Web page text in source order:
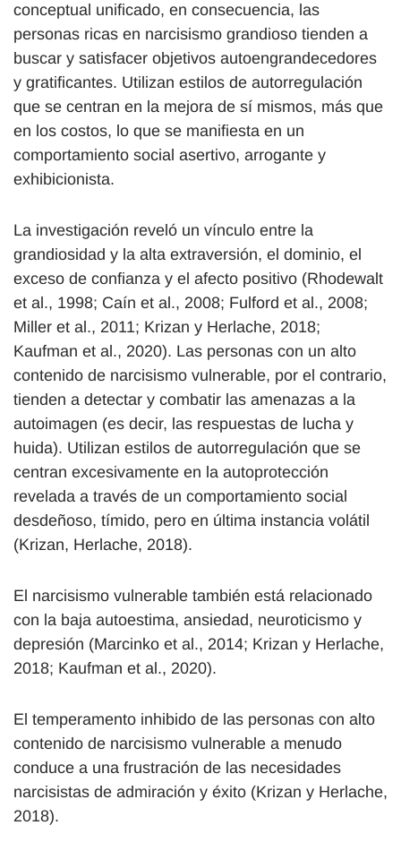
conceptual unificado, en consecuencia, las
personas ricas en narcisismo grandioso tienden a
buscar y satisfacer objetivos autoengrandecedores
y gratificantes. Utilizan estilos de autorregulación
que se centran en la mejora de sí mismos, más que
en los costos, lo que se manifiesta en un
comportamiento social asertivo, arrogante y
exhibicionista.
La investigación reveló un vínculo entre la
grandiosidad y la alta extraversión, el dominio, el
exceso de confianza y el afecto positivo (Rhodewalt
et al., 1998; Caín et al., 2008; Fulford et al., 2008;
Miller et al., 2011; Krizan y Herlache, 2018;
Kaufman et al., 2020). Las personas con un alto
contenido de narcisismo vulnerable, por el contrario,
tienden a detectar y combatir las amenazas a la
autoimagen (es decir, las respuestas de lucha y
huida). Utilizan estilos de autorregulación que se
centran excesivamente en la autoprotección
revelada a través de un comportamiento social
desdeñoso, tímido, pero en última instancia volátil
(Krizan, Herlache, 2018).
El narcisismo vulnerable también está relacionado
con la baja autoestima, ansiedad, neuroticismo y
depresión (Marcinko et al., 2014; Krizan y Herlache,
2018; Kaufman et al., 2020).
El temperamento inhibido de las personas con alto
contenido de narcisismo vulnerable a menudo
conduce a una frustración de las necesidades
narcisistas de admiración y éxito (Krizan y Herlache,
2018).